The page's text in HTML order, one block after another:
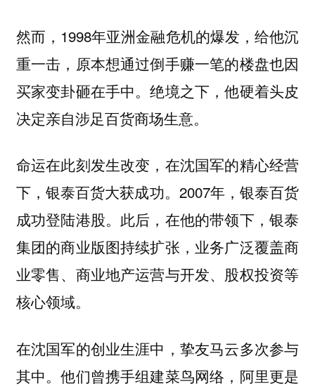
然而，1998年亚洲金融危机的爆发，给他沉
重一击，原本想通过倒手赚一笔的楼盘也因
买家变卦砸在手中。绝境之下，他硬着头皮
决定亲自涉足百货商场生意。
命运在此刻发生改变，在沈国军的精心经营
下，银泰百货大获成功。2007年，银泰百货
成功登陆港股。此后，在他的带领下，银泰
集团的商业版图持续扩张，业务广泛覆盖商
业零售、商业地产运营与开发、股权投资等
核心领域。
在沈国军的创业生涯中，挚友马云多次参与
其中。他们曾携手组建菜鸟网络，阿里更是